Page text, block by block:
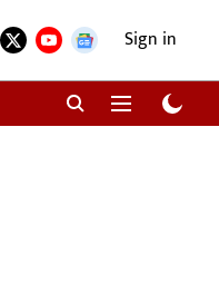
Sign in